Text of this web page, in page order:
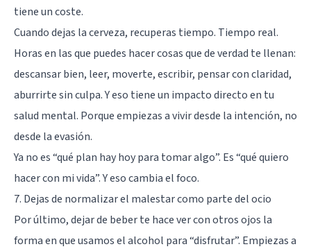
tiene un coste.
Cuando dejas la cerveza, recuperas tiempo. Tiempo real.
Horas en las que puedes hacer cosas que de verdad te llenan:
descansar bien, leer, moverte, escribir, pensar con claridad,
aburrirte sin culpa. Y eso tiene un impacto directo en tu
salud mental. Porque empiezas a vivir desde la intención, no
desde la evasión.
Ya no es “qué plan hay hoy para tomar algo”. Es “qué quiero
hacer con mi vida”. Y eso cambia el foco.
7. Dejas de normalizar el malestar como parte del ocio
Por último, dejar de beber te hace ver con otros ojos la
forma en que usamos el alcohol para “disfrutar”. Empiezas a